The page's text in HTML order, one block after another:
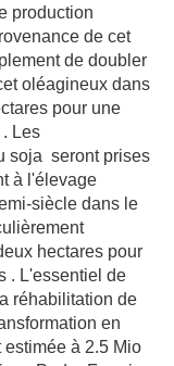
production
de cet
de doubler
oléagineux dans
pour une
Les
soja seront prises
à l'élevage
siècle dans le
hectares pour
. L'essentiel de
réhabilitation de
en
à 2.5 Mio